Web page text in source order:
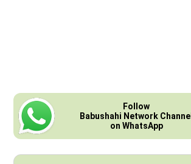
Follow
Babushahi Network Channel
on WhatsApp